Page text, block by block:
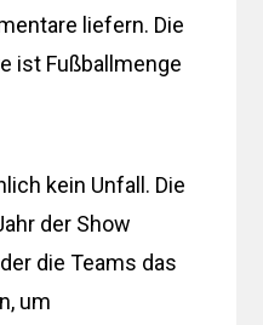
liefern. Die
ist Fußballmenge
kein Unfall. Die
der Show
die Teams das
um